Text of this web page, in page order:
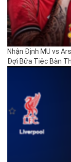
Nhận Định MU vs
Đợi Bữa Tiệc Bàn